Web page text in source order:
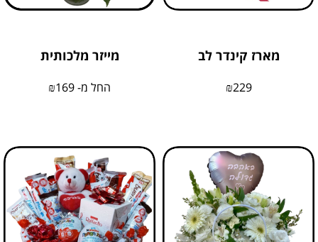
מארז קינדר לב
₪229
מייזר מלכותית
החל מ- ₪169